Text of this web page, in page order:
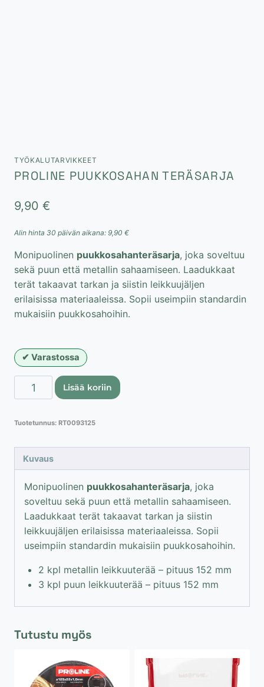
TYÖKALUTARVIKKEET
PROLINE PUUKKOSAHAN TERÄSARJA
9,90 €
Alin hinta 30 päivän aikana: 9,90 €
Monipuolinen puukkosahanteräsarja, joka soveltuu
sekä puun että metallin sahaamiseen. Laadukkaat
terät takaavat tarkan ja siistin leikkuujäljen
erilaisissa materiaaleissa. Sopii useimpiin standardin
mukaisiin puukkosahoihin.
Varastossa
Proline
puukkosahan
määrä
Lisää koriin
Tuotetunnus: RT0093125
Kuvaus
Monipuolinen puukkosahanteräsarja, joka
soveltuu sekä puun että metallin sahaamiseen.
Laadukkaat terät takaavat tarkan ja siistin
leikkuujäljen erilaisissa materiaaleissa. Sopii
useimpiin standardin mukaisiin puukkosahoihin.
2 kpl metallin leikkuuterää – pituus 152 mm
3 kpl puun leikkuuterää – pituus 152 mm
Tutustu myös